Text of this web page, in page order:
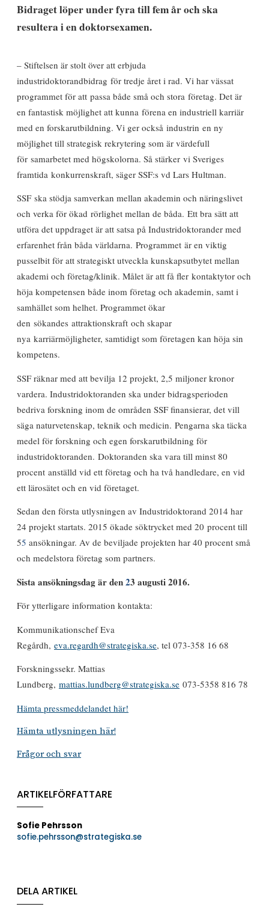
Bidraget löper under fyra till fem år och ska
resultera i en doktorsexamen.
– Stiftelsen är stolt över att erbjuda
industridoktorandbidrag för tredje året i rad. Vi har vässat
programmet för att passa både små och stora företag. Det är
en fantastisk möjlighet att kunna förena en industriell karriär
med en forskarutbildning. Vi ger också industrin en ny
möjlighet till strategisk rekrytering som är värdefull
för samarbetet med högskolorna. Så stärker vi Sveriges
framtida konkurrenskraft, säger SSF:s vd Lars Hultman.
SSF ska stödja samverkan mellan akademin och näringslivet
och verka för ökad rörlighet mellan de båda. Ett bra sätt att
utföra det uppdraget är att satsa på Industridoktorander med
erfarenhet från båda världarna. Programmet är en viktig
pusselbit för att strategiskt utveckla kunskapsutbytet mellan
akademi och företag/klinik. Målet är att få fler kontaktytor och
höja kompetensen både inom företag och akademin, samt i
samhället som helhet. Programmet ökar
den sökandes attraktionskraft och skapar
nya karriärmöjligheter, samtidigt som företagen kan höja sin
kompetens.
SSF räknar med att bevilja 12 projekt, 2,5 miljoner kronor
vardera. Industridoktoranden ska under bidragsperioden
bedriva forskning inom de områden SSF finansierar, det vill
säga naturvetenskap, teknik och medicin. Pengarna ska täcka
medel för forskning och egen forskarutbildning för
industridoktoranden. Doktoranden ska vara till minst 80
procent anställd vid ett företag och ha två handledare, en vid
ett lärosätet och en vid företaget.
Sedan den första utlysningen av Industridoktorand 2014 har
24 projekt startats. 2015 ökade söktrycket med 20 procent till
55 ansökningar. Av de beviljade projekten har 40 procent små
och medelstora företag som partners.
Sista ansökningsdag är den23 augusti 2016.
För ytterligare information kontakta:
Kommunikationschef Eva
Regårdh, eva.regardh@strategiska.se, tel 073-358 16 68
Forskningssekr. Mattias
Lundberg, mattias.lundberg@strategiska.se 073-5358 816 78
Hämta pressmeddelandet här!
Hämta utlysningen här!
Frågor och svar
ARTIKELFÖRFATTARE
Sofie Pehrsson
sofie.pehrsson@strategiska.se
DELA ARTIKEL